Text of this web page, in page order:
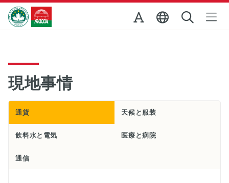
Skip to Main Content
マカオ政府観光局
現地事情
通貨 天候と服装
飲料水と電気 医療と病院
通信